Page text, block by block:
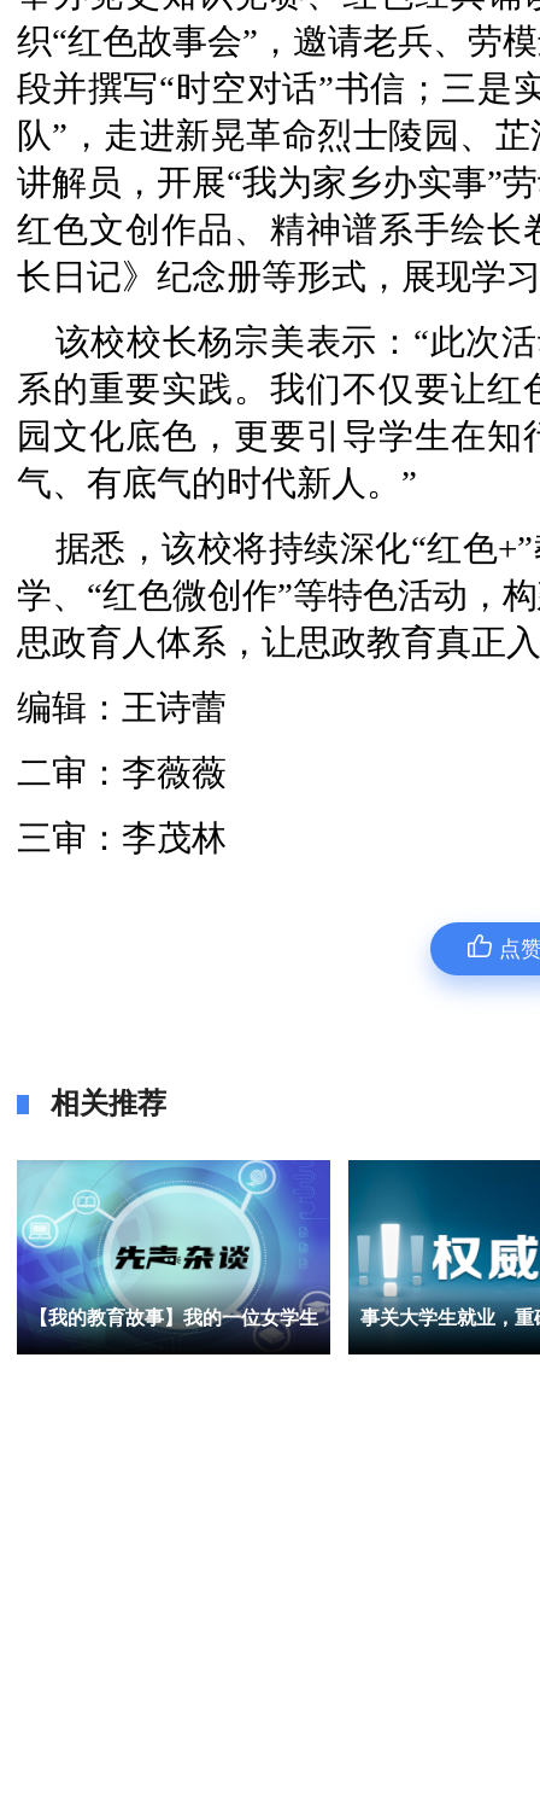
织“红色故事会”，邀请老兵、劳
段并撰写“时空对话”书信；三是
队”，走进新晃革命烈士陵园、
讲解员，开展“我为家乡办实事”
红色文创作品、精神谱系手绘
长日记》纪念册等形式，展现学
该校校长杨宗美表示：“此次
系的重要实践。我们不仅要让
园文化底色，更要引导学生在
气、有底气的时代新人。”
据悉，该校将持续深化“红色
学、“红色微创作”等特色活动，
思政育人体系，让思政教育真正
编辑：王诗蕾
二审：李薇薇
三审：李茂林
点
相关推荐
【我的教育故事】我的一位女学生 事关大学生就业，重